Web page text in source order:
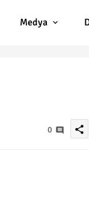
Medya
0 share